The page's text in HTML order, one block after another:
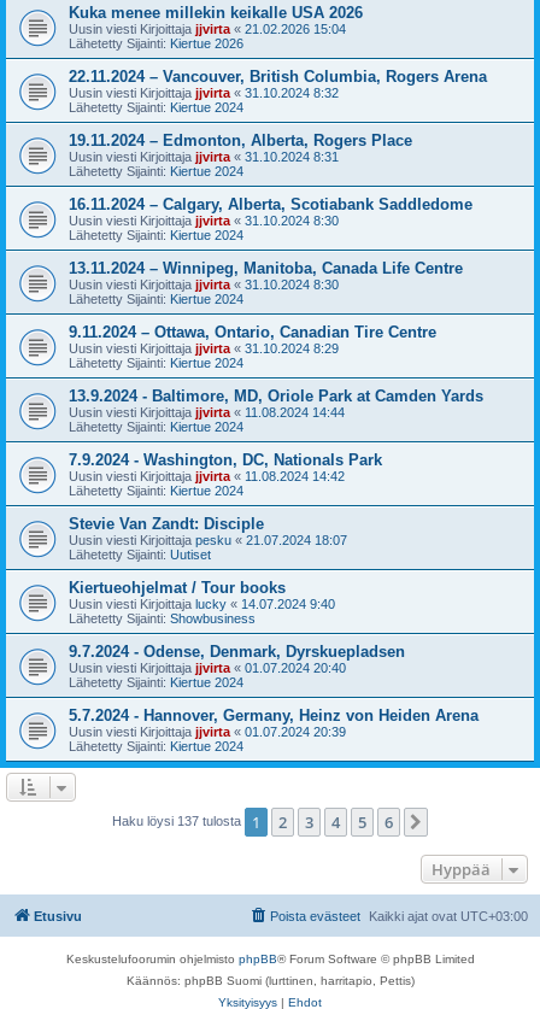
Kuka menee millekin keikalle USA 2026
Uusin viesti Kirjoittaja jjvirta « 21.02.2026 15:04
Lähetetty Sijainti: Kiertue 2026
22.11.2024 – Vancouver, British Columbia, Rogers Arena
Uusin viesti Kirjoittaja jjvirta « 31.10.2024 8:32
Lähetetty Sijainti: Kiertue 2024
19.11.2024 – Edmonton, Alberta, Rogers Place
Uusin viesti Kirjoittaja jjvirta « 31.10.2024 8:31
Lähetetty Sijainti: Kiertue 2024
16.11.2024 – Calgary, Alberta, Scotiabank Saddledome
Uusin viesti Kirjoittaja jjvirta « 31.10.2024 8:30
Lähetetty Sijainti: Kiertue 2024
13.11.2024 – Winnipeg, Manitoba, Canada Life Centre
Uusin viesti Kirjoittaja jjvirta « 31.10.2024 8:30
Lähetetty Sijainti: Kiertue 2024
9.11.2024 – Ottawa, Ontario, Canadian Tire Centre
Uusin viesti Kirjoittaja jjvirta « 31.10.2024 8:29
Lähetetty Sijainti: Kiertue 2024
13.9.2024 - Baltimore, MD, Oriole Park at Camden Yards
Uusin viesti Kirjoittaja jjvirta « 11.08.2024 14:44
Lähetetty Sijainti: Kiertue 2024
7.9.2024 - Washington, DC, Nationals Park
Uusin viesti Kirjoittaja jjvirta « 11.08.2024 14:42
Lähetetty Sijainti: Kiertue 2024
Stevie Van Zandt: Disciple
Uusin viesti Kirjoittaja pesku « 21.07.2024 18:07
Lähetetty Sijainti: Uutiset
Kiertueohjelmat / Tour books
Uusin viesti Kirjoittaja lucky « 14.07.2024 9:40
Lähetetty Sijainti: Showbusiness
9.7.2024 - Odense, Denmark, Dyrskuepladsen
Uusin viesti Kirjoittaja jjvirta « 01.07.2024 20:40
Lähetetty Sijainti: Kiertue 2024
5.7.2024 - Hannover, Germany, Heinz von Heiden Arena
Uusin viesti Kirjoittaja jjvirta « 01.07.2024 20:39
Lähetetty Sijainti: Kiertue 2024
Haku löysi 137 tulosta 1 2 3 4 5 6
Hyppää
Etusivu Kaikki ajat ovat UTC+03:00
Poista evästeet
Keskustelufoorumin ohjelmisto phpBB® Forum Software © phpBB Limited
Käännös: phpBB Suomi (lurttinen, harritapio, Pettis)
Yksityisyys | Ehdot